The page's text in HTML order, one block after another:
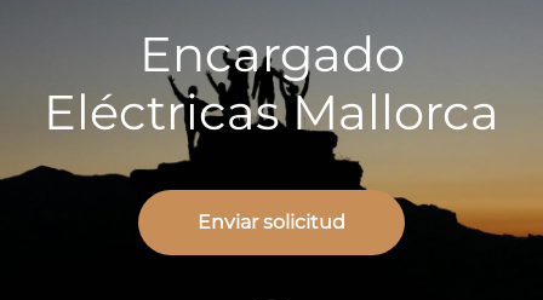
Encargado
Eléctricas Mallorca
Enviar solicitud